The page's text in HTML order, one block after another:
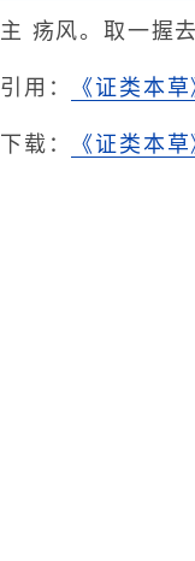
主 疡风。取一握
引用： 《证类本
下载： 《证类本